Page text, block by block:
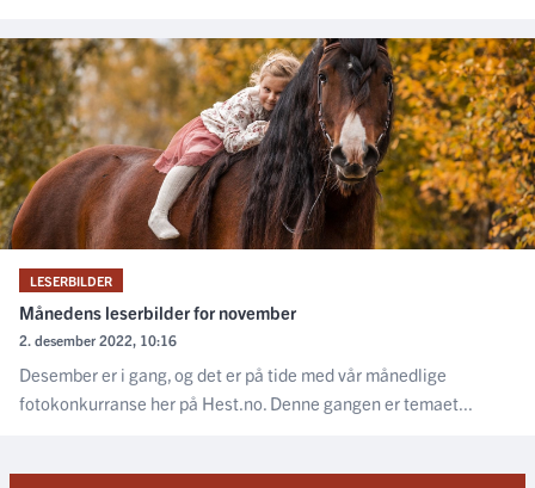
LESERBILDER
Månedens leserbilder for november
2. desember 2022, 10:16
Desember er i gang, og det er på tide med vår månedlige
fotokonkurranse her på Hest.no. Denne gangen er temaet...